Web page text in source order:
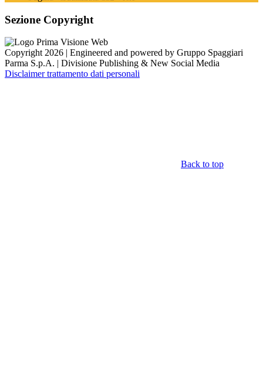
Sezione Copyright
Copyright 2026 | Engineered and powered by Gruppo Spaggiari
Parma S.p.A. | Divisione Publishing & New Social Media
Disclaimer trattamento dati personali
Back to top